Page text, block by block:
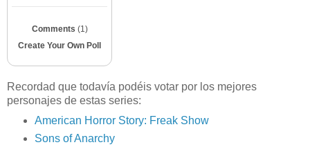
Comments (1)
Create Your Own Poll
Recordad que todavía podéis votar por los mejores
personajes de estas series:
American Horror Story: Freak Show
Sons of Anarchy